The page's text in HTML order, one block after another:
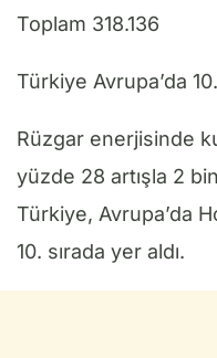
Toplam 318.136
Türkiye Avrupa’da
Rüzgar enerjisinde
yüzde 28 artışla 2
Türkiye, Avrupa’da
10. sırada yer aldı.